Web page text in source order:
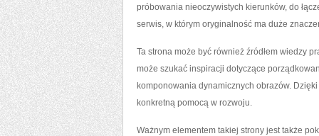
próbowania nieoczywistych kierunków, do
serwis, w którym oryginalność ma duże
Ta strona może być również źródłem wiedzy
może szukać inspiracji dotyczące
komponowania dynamicznych obrazów.
konkretną pomocą w rozwoju.
Ważnym elementem takiej strony jest także